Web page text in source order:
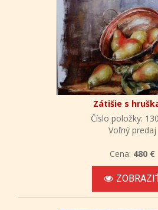
Zátišie s
Číslo položky:
Voľný predaj
Cena: 480 €